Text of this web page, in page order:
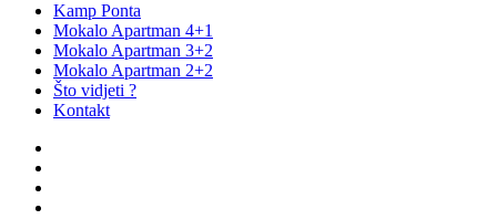
Kamp Ponta
Mokalo Apartman 4+1
Mokalo Apartman 3+2
Mokalo Apartman 2+2
Što vidjeti ?
Kontakt